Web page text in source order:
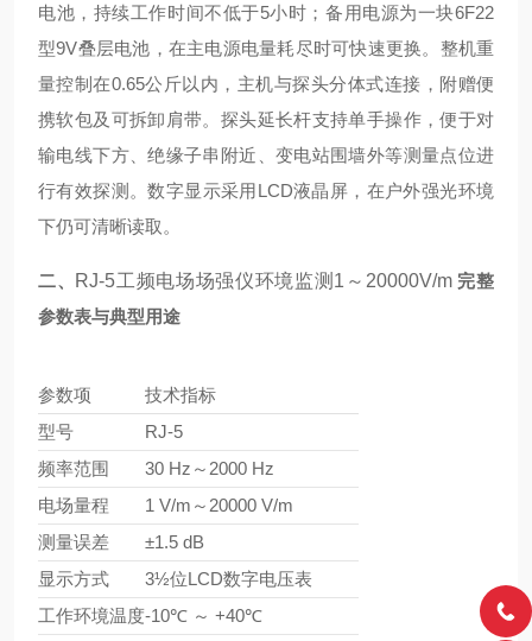
电池，持续工作时间不低于5小时；备用电源为一块6F22
型9V叠层电池，在主电源电量耗尽时可快速更换。整机重
量控制在0.65公斤以内，主机与探头分体式连接，附赠便
携软包及可拆卸肩带。探头延长杆支持单手操作，便于对
输电线下方、绝缘子串附近、变电站围墙外等测量点位进
行有效探测。数字显示采用LCD液晶屏，在户外强光环境
下仍可清晰读取。
二、 RJ-5工频电场场强仪环境监测1～20000V/m完整
参数表与典型用途
参数项
技术指标
型号
RJ-5
频率范围
30 Hz～2000 Hz
电场量程
1 V/m～20000 V/m
测量误差
±1.5 dB
显示方式
3½位LCD数字电压表
工作环境温度-10℃ ～ +40℃